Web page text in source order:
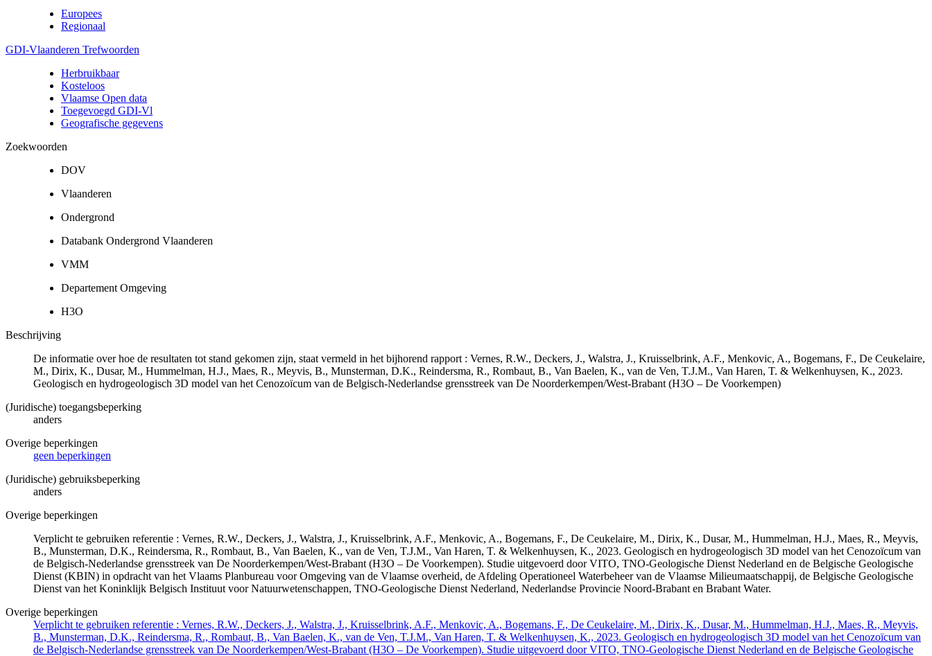
Europees
Regionaal
GDI-Vlaanderen Trefwoorden
Herbruikbaar
Kosteloos
Vlaamse Open data
Toegevoegd GDI-Vl
Geografische gegevens
Zoekwoorden
DOV
Vlaanderen
Ondergrond
Databank Ondergrond Vlaanderen
VMM
Departement Omgeving
H3O
Beschrijving
De informatie over hoe de resultaten tot stand gekomen zijn, staat vermeld in het bijhorend rapport : Vernes, R.W., Deckers, J., Walstra, J., Kruisselbrink, A.F., Menkovic, A., Bogemans, F., De Ceukelaire,
M., Dirix, K., Dusar, M., Hummelman, H.J., Maes, R., Meyvis, B., Munsterman, D.K., Reindersma, R., Rombaut, B., Van Baelen, K., van de Ven, T.J.M., Van Haren, T. & Welkenhuysen, K., 2023.
Geologisch en hydrogeologisch 3D model van het Cenozoïcum van de Belgisch-Nederlandse grensstreek van De Noorderkempen/West-Brabant (H3O – De Voorkempen)
(Juridische) toegangsbeperking
anders
Overige beperkingen
geen beperkingen
(Juridische) gebruiksbeperking
anders
Overige beperkingen
Verplicht te gebruiken referentie : Vernes, R.W., Deckers, J., Walstra, J., Kruisselbrink, A.F., Menkovic, A., Bogemans, F., De Ceukelaire, M., Dirix, K., Dusar, M., Hummelman, H.J., Maes, R., Meyvis,
B., Munsterman, D.K., Reindersma, R., Rombaut, B., Van Baelen, K., van de Ven, T.J.M., Van Haren, T. & Welkenhuysen, K., 2023. Geologisch en hydrogeologisch 3D model van het Cenozoïcum van
de Belgisch-Nederlandse grensstreek van De Noorderkempen/West-Brabant (H3O – De Voorkempen). Studie uitgevoerd door VITO, TNO-Geologische Dienst Nederland en de Belgische Geologische
Dienst (KBIN) in opdracht van het Vlaams Planbureau voor Omgeving van de Vlaamse overheid, de Afdeling Operationeel Waterbeheer van de Vlaamse Milieumaatschappij, de Belgische Geologische
Dienst van het Koninklijk Belgisch Instituut voor Natuurwetenschappen, TNO-Geologische Dienst Nederland, Nederlandse Provincie Noord-Brabant en Brabant Water.
Overige beperkingen
Verplicht te gebruiken referentie : Vernes, R.W., Deckers, J., Walstra, J., Kruisselbrink, A.F., Menkovic, A., Bogemans, F., De Ceukelaire, M., Dirix, K., Dusar, M., Hummelman, H.J., Maes, R., Meyvis,
B., Munsterman, D.K., Reindersma, R., Rombaut, B., Van Baelen, K., van de Ven, T.J.M., Van Haren, T. & Welkenhuysen, K., 2023. Geologisch en hydrogeologisch 3D model van het Cenozoïcum van
de Belgisch-Nederlandse grensstreek van De Noorderkempen/West-Brabant (H3O – De Voorkempen). Studie uitgevoerd door VITO, TNO-Geologische Dienst Nederland en de Belgische Geologische